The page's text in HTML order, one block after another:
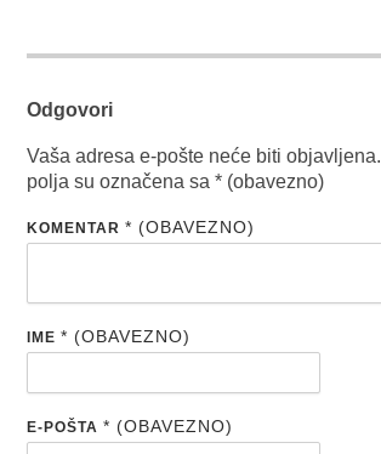
Odgovori
Vaša adresa e-pošte neće biti objavljena.
polja su označena sa* (obavezno)
KOMENTAR* (OBAVEZNO)
IME* (OBAVEZNO)
E-POŠTA* (OBAVEZNO)